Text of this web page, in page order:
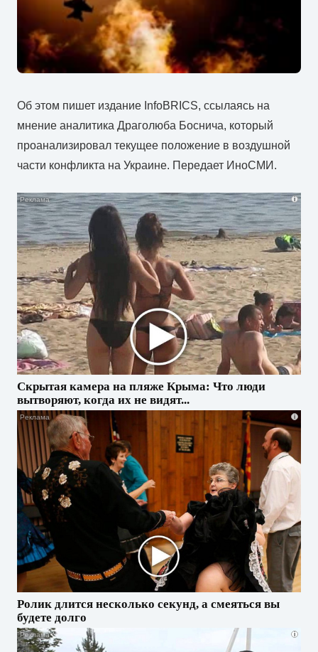
Об этом пишет издание InfoBRICS, ссылаясь на
мнение аналитика Драголюба Боснича, который
проанализировал текущее положение в воздушной
части конфликта на Украине. Передает ИноСМИ.
i
Скрытая камера на пляже Крыма: Что люди
вытворяют, когда их не видят...
i
Ролик длится несколько секунд, а смеяться вы
будете долго
i